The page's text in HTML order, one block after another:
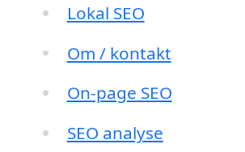
Lokal SEO
Om / kontakt
On-page SEO
SEO analyse